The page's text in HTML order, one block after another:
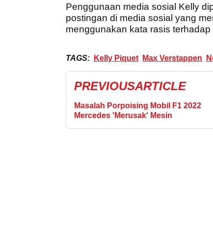
Penggunaan media sosial Kelly
postingan di media sosial yang
menggunakan kata rasis terhadap
TAGS: Kelly Piquet Max Verstappen
PREVIOUSARTICLE
Masalah Porpoising Mobil F1 2022
Mercedes 'Merusak' Mesin